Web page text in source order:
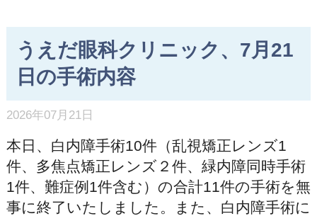
うえだ眼科クリニック、7月21
日の手術内容
2026年07月21日
本日、白内障手術10件（乱視矯正レンズ1
件、多焦点矯正レンズ２件、緑内障同時手術
1件、難症例1件含む）の合計11件の手術を無
事に終了いたしました。また、白内障手術に